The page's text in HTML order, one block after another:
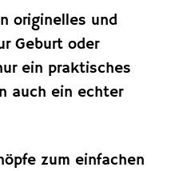
originelles und
Geburt oder
ein praktisches
auch ein echter
zum einfachen